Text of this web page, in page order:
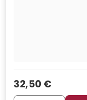
Verkaufspreis
32,50 €